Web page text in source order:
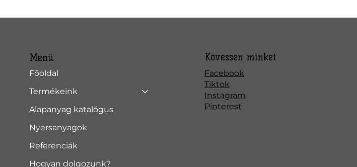
Menü
Főoldal
Termékeink
Alapanyag katalógus
Nyersanyagok
Referenciák
Hogyan dolgozunk?
Facebook
Tiktok
Instagram
Pinterest
Kövessen minket